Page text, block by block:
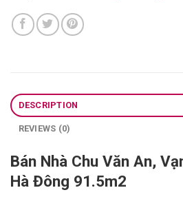
DESCRIPTION
REVIEWS (0)
Bán Nhà Chu Văn An,
Hà Đông 91.5m2